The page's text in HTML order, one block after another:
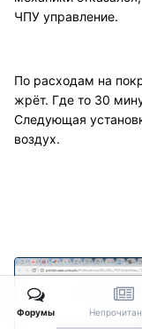
ЧПУ управление.
По расходам на
жрёт. Где то 30
Следующая
воздух.
Форумы